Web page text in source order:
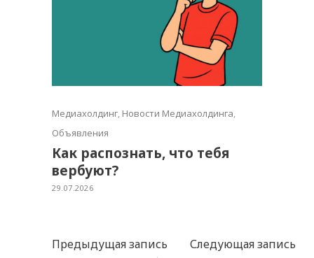
Медиахолдинг, Новости Медиахолдинга,
Объявления
Как распознать, что тебя
вербуют?
29.07.2026
Предыдущая запись
Следующая запись